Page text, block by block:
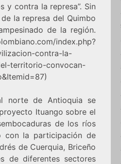
y contra la represa”. Sin
la represa del Quimbo
de la región.
index.php?
contra-la-
territorio-convocan-
norte de Antioquia se
Ituango sobre el
de los ríos
con la participación de
de Cuerquia, Briceño
de diferentes sectores